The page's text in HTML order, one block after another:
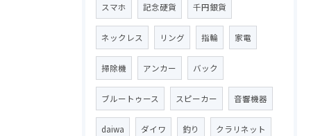
スマホ 記念硬貨 千円銀貨
ネックレス リング 指輪 家電
掃除機 アンカー バック
ブルートゥース スピーカー 音響機器
daiwa ダイワ 釣り クラリネット